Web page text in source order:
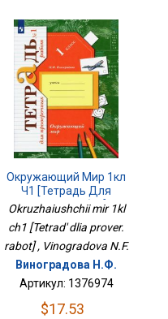
Окружающий Мир 1кл
Ч1 [Тетрадь Для
Провер. Работ]
Okruzhaiushchii mir 1kl
ch1 [Tetrad' dlia prover.
rabot] , Vinogradova N.F.
Виноградова Н.Ф.
Артикул: 1376974
$17.53